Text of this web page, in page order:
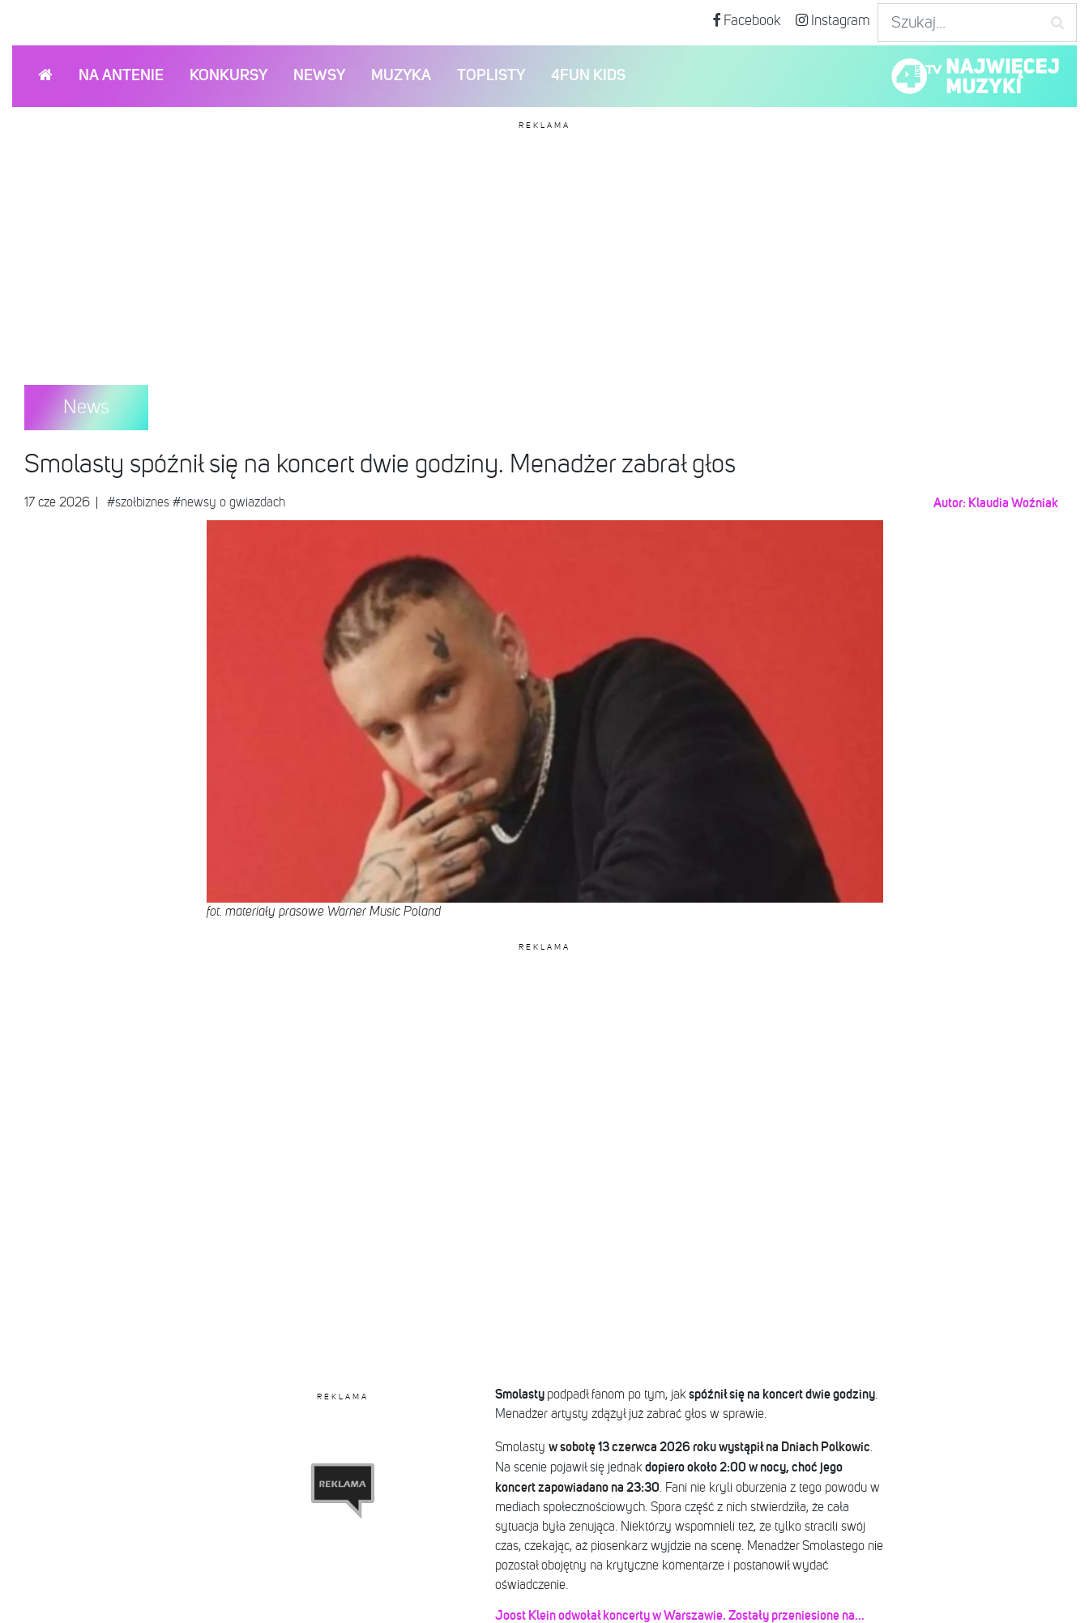
Facebook Instagram
NA ANTENIE KONKURSY NEWSY MUZYKA TOPLISTY 4FUN KIDS
REKLAMA
News
Smolasty spóźnił się na koncert dwie godziny. Menadżer zabrał głos
17 cze 2026 #szołbiznes #newsy o gwiazdach Autor: Klaudia Woźniak
fot. materiały prasowe Warner Music Poland
REKLAMA
REKLAMA Smolasty podpadł fanom po tym, jakspóźnił się na koncert dwie godziny.
Menadżer artysty zdążył już zabrać głos w sprawie.
Smolasty w sobotę 13 czerwca 2026 roku wystąpił na Dniach Polkowic.
Na scenie pojawił się jednakdopiero około 2:00 w nocy, choć jego
koncert zapowiadano na 23:30. Fani nie kryli oburzenia z tego powodu w
mediach społecznościowych. Spora część z nich stwierdziła, że cała
sytuacja była żenująca. Niektórzy wspomnieli też, że tylko stracili swój
czas, czekając, aż piosenkarz wyjdzie na scenę. Menadżer Smolastego nie
pozostał obojętny na krytyczne komentarze i postanowił wydać
oświadczenie.
Joost Klein odwołał koncerty w Warszawie. Zostały przeniesione na...